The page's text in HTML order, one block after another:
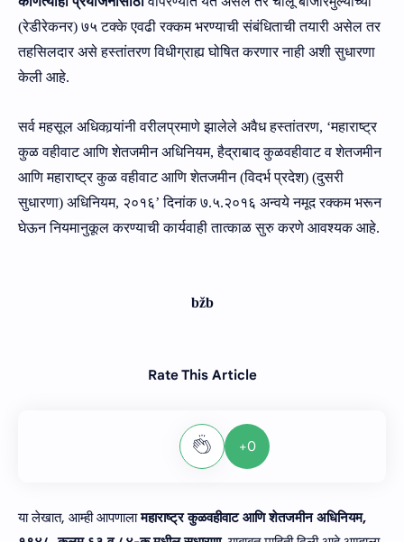
(रेडीरेकनर) ७५ टक्‍के एवढी रक्‍कम भरण्‍याची संबंधिताची तयारी असेल तर
तहसिलदार असे हस्‍तांतरण विधीग्राह्य घोषित करणार नाही अशी सुधारणा
केली आहे.
सर्वमहसूल अधिकार्‍यांनी वरीलप्रमाणे झालेले अवैधहस्‍तांतरण, ‘महाराष्‍ट्र
कुळ वहीवाट आणि शेतजमीन अधिनियम, हैद्राबाद कुळवहीवाट व शेतजमीन
आणि महाराष्‍ट्र कुळ वहीवाट आणि शेतजमीन (विदर्भ प्रदेश) (दुसरी
सुधारणा) अधिनियम, २०१६’ दिनांक ७.५.२०१६ अन्‍वये नमूद रक्‍कम भरून
घेऊन नियमानुकूल करण्‍याची कार्यवाही तात्‍काळ सुरुकरणे आवश्‍यक आहे.
bžb
Rate This Article
+0
या लेखात, आम्ही आपणालामहाराष्‍ट्र कुळवहीवाट आणि शेतजमीन अधिनियम,